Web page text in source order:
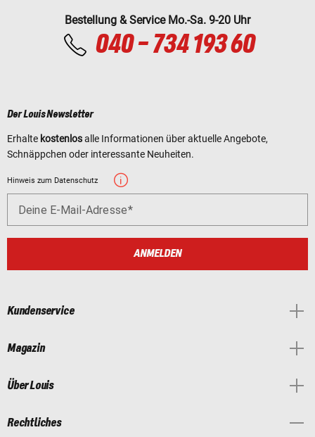
Bestellung & Service Mo.-Sa. 9-20 Uhr
040 - 734 193 60
Der Louis Newsletter
Erhalte kostenlosalle Informationen über aktuelle Angebote,
Schnäppchen oder interessante Neuheiten.
Hinweis zum Datenschutz
Deine E-Mail-Adresse
ANMELDEN
Kundenservice
Magazin
Über Louis
Rechtliches